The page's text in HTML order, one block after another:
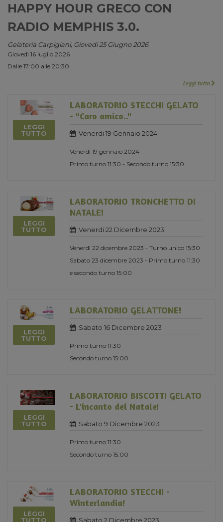
HAPPY HOUR GRECO CON
RADIO MEMPHIS 3.0.
Gelateria Carpigiani, Giovedi 25 Giugno 2026
Giovedì 16 luglio 2026
Dalle 17:00 alle 20:30
Leggi tutto
LEGGI
TUTTO
LABORATORIO STECCHI GELATO
- "Caro amico.."
Venerdi 19 Gennaio 2024
Venerdì 19 gennaio 2024
Primo turno 11:30 - Secondo turno 15:30
LEGGI
TUTTO
LABORATORIO TRONCHETTO DI
NATALE!
Venerdi 22 Dicembre 2023
Venerdì 22 dicembre 2023 - Turno unico 15:30
Sabato 23 dicembre 2023 - Primo turno 11:30
e secondo turno 15:00
LEGGI
TUTTO
LABORATORIO GELATTONE!
Sabato 16 Dicembre 2023
Primo turno 11:30
Secondo turno 15:00
LEGGI
TUTTO
LABORATORIO BISCOTTI GELATO
- L'incanto del Natale!
Sabato 9 Dicembre 2023
Primo turno 11:30
Secondo turno 15:00
LEGGI
TUTTO
LABORATORIO STECCHI -
Winterlandia!
Sabato 2 Dicembre 2023